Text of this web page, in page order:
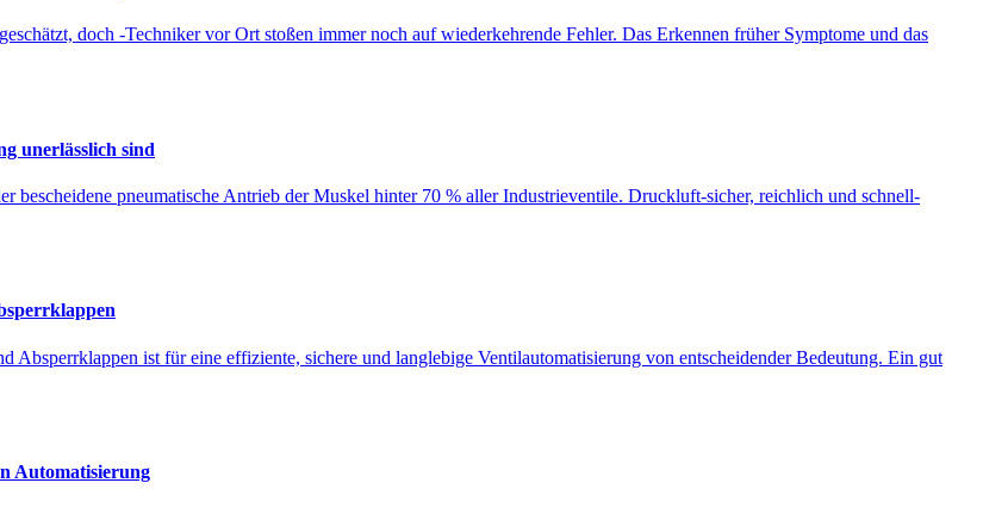
doch -Techniker vor Ort stoßen immer noch auf wiederkehrende Fehler. Das Erkennen früher Symptome und das
unerlässlich sind
pneumatische Antrieb der Muskel hinter 70 % aller Industrieventile. Druckluft-sicher, reichlich und schnell-
ist für eine effiziente, sichere und langlebige Ventilautomatisierung von entscheidender Bedeutung. Ein gut
Automatisierung